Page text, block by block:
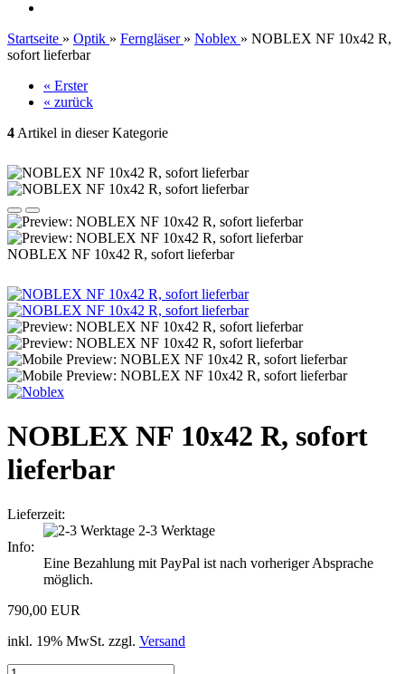
Startseite » Optik » Ferngläser » Noblex » NOBLEX NF 10x42 R,
sofort lieferbar
« Erster
« zurück
4 Artikel in dieser Kategorie
NOBLEX NF 10x42 R, sofort lieferbar
NOBLEX NF 10x42 R, sofort
lieferbar
Lieferzeit:
2-3 Werktage
Info:
Eine Bezahlung mit PayPal ist nach vorheriger Absprache
möglich.
790,00 EUR
inkl. 19% MwSt. zzgl. Versand